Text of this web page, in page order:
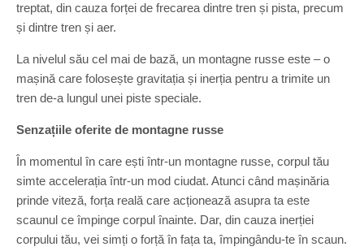
treptat, din cauza forței de frecarea dintre tren și pista, precum
și dintre tren și aer.
La nivelul său cel mai de bază, un montagne russe este – o
mașină care folosește gravitația și inerția pentru a trimite un
tren de-a lungul unei piste speciale.
Senzațiile oferite de montagne russe
În momentul în care ești într-un montagne russe, corpul tău
simte accelerația într-un mod ciudat. Atunci când mașinăria
prinde viteză, forța reală care acționează asupra ta este
scaunul ce împinge corpul înainte. Dar, din cauza inerției
corpului tău, vei simți o forță în fața ta, împingându-te în scaun.